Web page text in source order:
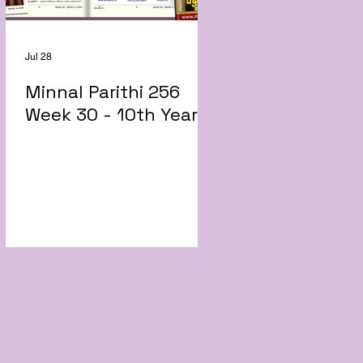
Minnal Parithi 256
Week 30 - 10th Year
Jul 28